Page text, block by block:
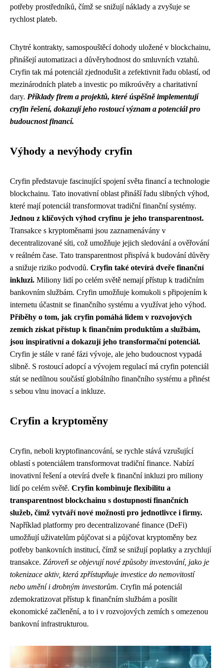
potřeby prostředníků, čímž se snižují náklady a zvyšuje se
rychlost plateb.
Chytré kontrakty, samospouštěcí dohody uložené v blockchainu,
přinášejí automatizaci a důvěryhodnost do smluvních vztahů.
Cryfin tak má potenciál zjednodušit a zefektivnit řadu oblastí, od
mezinárodních plateb a investic po mikroúvěry a charitativní
dary. Příklady firem a projektů, které úspěšně implementují
cryfin řešení, dokazují jeho rostoucí význam a potenciál pro
budoucnost financí.
Výhody a nevýhody cryfin
Cryfin představuje fascinující spojení světa financí a technologie
blockchainu. Tato inovativní oblast přináší řadu slibných výhod,
které mají potenciál transformovat tradiční finanční systémy.
Jednou z klíčových výhod cryfinu je jeho transparentnost.
Transakce s kryptoměnami jsou zaznamenávány v
decentralizované síti, což umožňuje jejich sledování a ověřování
v reálném čase. Tato transparentnost přispívá k budování důvěry
a snižuje riziko podvodů. Cryfin také otevírá dveře finanční
inkluzi. Miliony lidí po celém světě nemají přístup k tradičním
bankovním službám. Cryfin umožňuje komukoli s připojením k
internetu účastnit se finančního systému a využívat jeho výhod.
Příběhy o tom, jak cryfin pomáhá lidem v rozvojových
zemích získat přístup k finančním produktům a službám,
jsou inspirativní a dokazují jeho transformační potenciál.
Cryfin je stále v rané fázi vývoje, ale jeho budoucnost vypadá
slibně. S rostoucí adopcí a vývojem regulací má cryfin potenciál
stát se nedílnou součástí globálního finančního systému a přinést
s sebou vlnu inovací a inkluze.
Cryfin a kryptoměny
Cryfin, neboli kryptofinancování, se rychle stává vzrušující
oblastí s potenciálem transformovat tradiční finance. Nabízí
inovativní řešení a otevírá dveře k finanční inkluzi pro miliony
lidí po celém světě. Cryfin kombinuje flexibilitu a
transparentnost blockchainu s dostupností finančních
služeb, čímž vytváří nové možnosti pro jednotlivce i firmy.
Například platformy pro decentralizované finance (DeFi)
umožňují uživatelům půjčovat si a půjčovat kryptoměny bez
potřeby bankovních institucí, čímž se snižují poplatky a zrychlují
transakce. Zároveň se objevují nové způsoby investování, jako je
tokenizace aktiv, která zpřístupňuje investice do nemovitostí
nebo umění i drobným investorům. Cryfin má potenciál
zdemokratizovat přístup k finančním službám a posílit
ekonomické začlenění, a to i v rozvojových zemích s omezenou
bankovní infrastrukturou.